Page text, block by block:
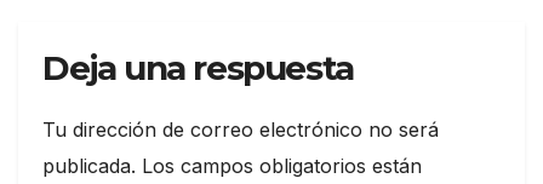
Deja una respuesta
Tu dirección de correo electrónico no será
publicada. Los campos obligatorios están